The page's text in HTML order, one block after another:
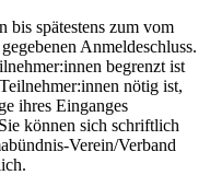
bis spätestens zum vom
Anmeldeschluss.
begrenzt ist
nötig ist,
ihres Einganges
können sich schriftlich
Verein/Verband